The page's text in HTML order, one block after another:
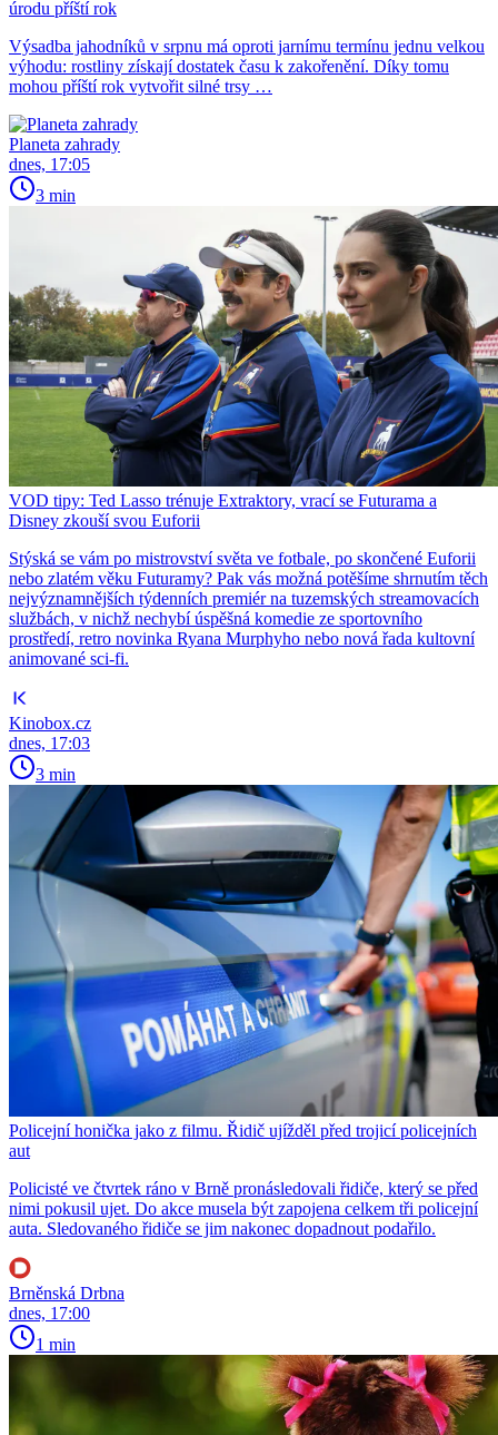
úrodu příští rok
Výsadba jahodníků v srpnu má oproti jarnímu termínu jednu velkou
výhodu: rostliny získají dostatek času k zakořenění. Díky tomu
mohou příští rok vytvořit silné trsy …
Planeta zahrady
dnes, 17:05
3 min
VOD tipy: Ted Lasso trénuje Extraktory, vrací se Futurama a
Disney zkouší svou Euforii
Stýská se vám po mistrovství světa ve fotbale, po skončené Euforii
nebo zlatém věku Futuramy? Pak vás možná potěšíme shrnutím těch
nejvýznamnějších týdenních premiér na tuzemských streamovacích
službách, v nichž nechybí úspěšná komedie ze sportovního
prostředí, retro novinka Ryana Murphyho nebo nová řada kultovní
animované sci-fi.
Kinobox.cz
dnes, 17:03
3 min
Policejní honička jako z filmu. Řidič ujížděl před trojicí policejních
aut
Policisté ve čtvrtek ráno v Brně pronásledovali řidiče, který se před
nimi pokusil ujet. Do akce musela být zapojena celkem tři policejní
auta. Sledovaného řidiče se jim nakonec dopadnout podařilo.
Brněnská Drbna
dnes, 17:00
1 min